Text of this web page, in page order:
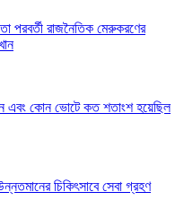
পরবর্তী রাজনৈতিক মেরুকরণের
এবং কোন ভোটে কত শতাংশ হয়েছিল
চিকিৎসাবে সেবা গ্রহণ